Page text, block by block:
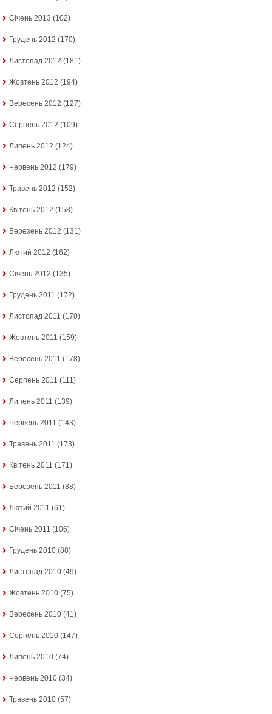
Січень 2013 (102)
Грудень 2012 (170)
Листопад 2012 (181)
Жовтень 2012 (194)
Вересень 2012 (127)
Серпень 2012 (109)
Липень 2012 (124)
Червень 2012 (179)
Травень 2012 (152)
Квітень 2012 (158)
Березень 2012 (131)
Лютий 2012 (162)
Січень 2012 (135)
Грудень 2011 (172)
Листопад 2011 (170)
Жовтень 2011 (159)
Вересень 2011 (178)
Серпень 2011 (111)
Липень 2011 (139)
Червень 2011 (143)
Травень 2011 (173)
Квітень 2011 (171)
Березень 2011 (88)
Лютий 2011 (61)
Січень 2011 (106)
Грудень 2010 (88)
Листопад 2010 (49)
Жовтень 2010 (75)
Вересень 2010 (41)
Серпень 2010 (147)
Липень 2010 (74)
Червень 2010 (34)
Травень 2010 (57)